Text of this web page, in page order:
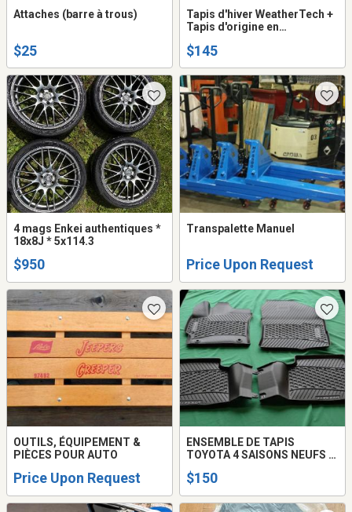
Attaches (barre à trous)
$25
Tapis d'hiver WeatherTech +
Tapis d'origine en
2017-2019
$145
4 mags Enkei authentiques *
18x8J * 5x114.3
$950
Transpalette Manuel
Price Upon Request
OUTILS, ÉQUIPEMENT &
PIÈCES POUR AUTO
Price Upon Request
ENSEMBLE DE TAPIS
TOYOTA 4 SAISONS NEUFS -
$150